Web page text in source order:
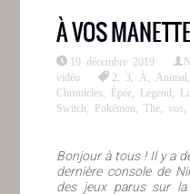
À VOS
19 décembre 2019
vidéo
2 3 À Animal
Chronicles
Épée Legend
Switch
Pokémon ,The ,vos
Bonjour à tous ! Il y a
dernière console de
des jeux parus sur la